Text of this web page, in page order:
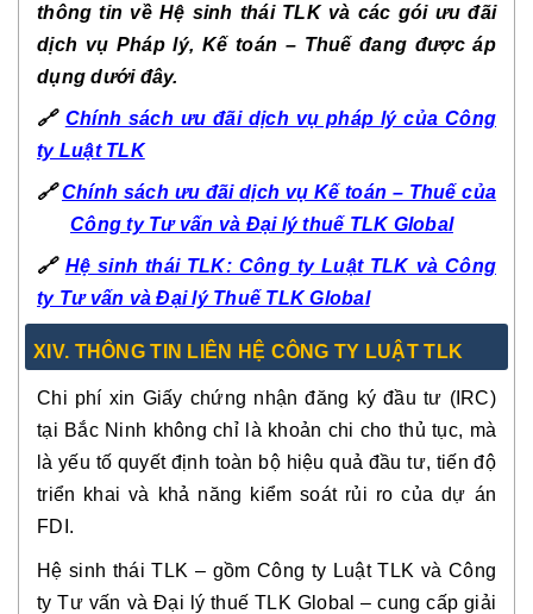
thông tin về Hệ sinh thái TLK và các gói ưu đãi
dịch vụ Pháp lý, Kế toán – Thuế đang được áp
dụng dưới đây.
🔗 Chính sách ưu đãi dịch vụ pháp lý của Công
ty Luật TLK
🔗 Chính sách ưu đãi dịch vụ Kế toán – Thuế của
Công ty Tư vấn và Đại lý thuế TLK Global
🔗 Hệ sinh thái TLK: Công ty Luật TLK và Công
ty Tư vấn và Đại lý Thuế TLK Global
XIV. THÔNG TIN LIÊN HỆ CÔNG TY LUẬT TLK
Chi phí xin Giấy chứng nhận đăng ký đầu tư (IRC)
tại Bắc Ninh không chỉ là khoản chi cho thủ tục, mà
là yếu tố quyết định toàn bộ hiệu quả đầu tư, tiến độ
triển khai và khả năng kiểm soát rủi ro của dự án
FDI.
Hệ sinh thái TLK – gồm Công ty Luật TLK và Công
ty Tư vấn và Đại lý thuế TLK Global – cung cấp giải